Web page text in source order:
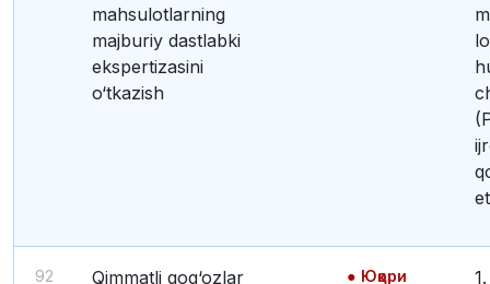
mahsulotlarning
majburiy dastlabki
ekspertizasini
o‘tkazish
92 Qimmatli qog‘ozlar Юқори 1. Qimmatli qog‘ozlar